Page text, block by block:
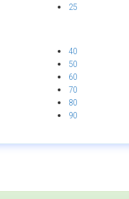
25
40
50
60
70
80
90